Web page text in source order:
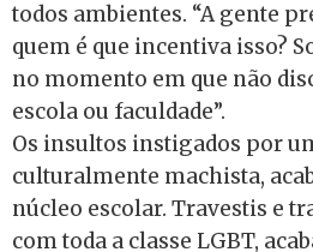
todos ambientes. “A gente
quem é que incentiva isso?
no momento em que não
escola ou faculdade”.
Os insultos instigados por
culturalmente machista,
núcleo escolar. Travestis e
com toda a classe LGBT,